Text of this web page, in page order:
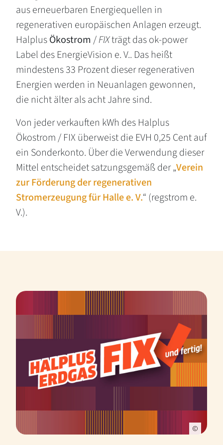
aus erneuerbaren Energiequellen in
regenerativen europäischen Anlagen erzeugt.
HalplusÖkostrom /FIXträgt das ok-power
Label des EnergieVision e. V.. Das heißt
mindestens 33 Prozent dieser regenerativen
Energien werden in Neuanlagen gewonnen,
die nicht älter als acht Jahre sind.
Von jeder verkauften kWh des Halplus
Ökostrom / FIX überweist die EVH 0,25 Cent auf
ein Sonderkonto. Über die Verwendung dieser
Mittel entscheidet satzungsgemäß der „Verein
zur Förderung der regenerativen
Stromerzeugung für Halle e. V.“ (regstrom e.
V.).